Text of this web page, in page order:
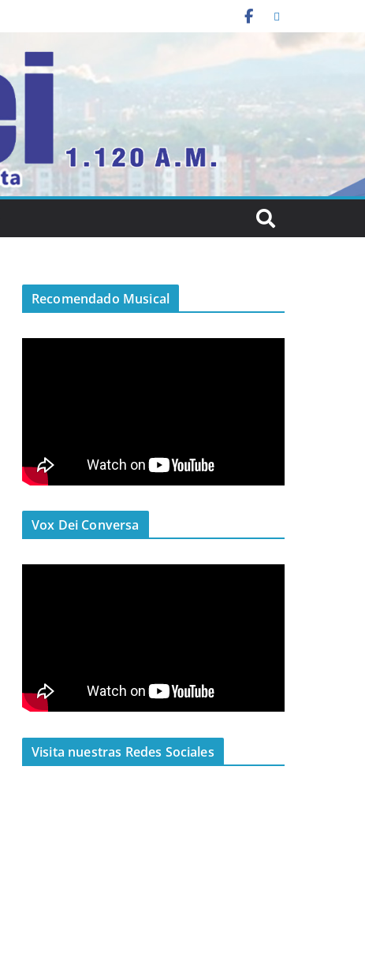
Recomendado Musical
Vox Dei Conversa
Visita nuestras Redes Sociales